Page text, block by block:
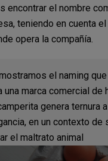
encontrar el nombre
teniendo en cuenta
opera la compañía.
el naming
una marca comercial de
genera ternura
en un contexto de
el maltrato animal